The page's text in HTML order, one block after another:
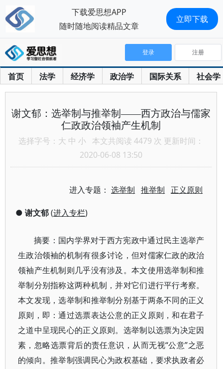
首页 法学 经济学 政治学 国际关系 社会学
登录 注册
谢文郁：选举制与推举制——西方政治与儒家
仁政政治领袖产生机制
选择字号： 大 中 小 本文共阅读 4479 次 更新时间：
2020-06-08 13:50
进入专题：选举制 推举制 正义原则
● 谢文郁(进入专栏)
摘要：国内学界对于西方宪政中通过民主选举产
生政治领袖的机制有很多讨论，但对儒家仁政的政治
领袖产生机制则几乎没有涉及。本文使用选举制和推
举制分别指称这两种机制，并对它们进行平行考察。
本文发现，选举制和推举制分别基于两条不同的正义
原则，即：通过选票表达公意的正义原则，和在君子
之道中呈现民心的正义原则。选举制以选票为决定因
素，忽略选票背后的责任意识，从而无视“公意”之恶
的倾向。推举制强调民心为政权基础，要求执政者必
下载爱思想APP
随时随地阅读精品文章
立即下载